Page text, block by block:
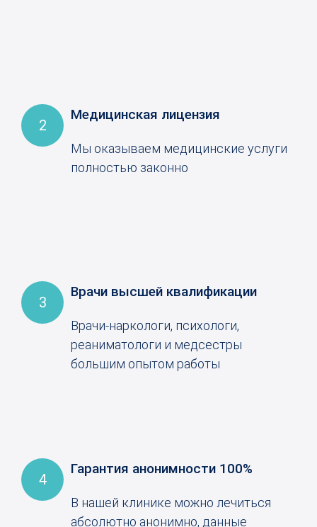
2
Медицинская лицензия
Мы оказываем медицинские услуги
полностью законно
3
Врачи высшей квалификации
Врачи-наркологи, психологи,
реаниматологи и медсестры
большим опытом работы
4
Гарантия анонимности 100%
В нашей клинике можно лечиться
абсолютно анонимно, данные